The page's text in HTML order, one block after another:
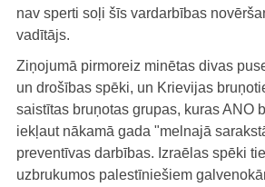
nav sperti soļi šīs vardarbības
vadītājs.
Ziņojumā pirmoreiz minētas divas
un drošības spēki, un Krievijas
saistītas bruņotas grupas, kuras ANO
iekļaut nākamā gada "melnajā
preventīvas darbības. Izraēlas spēki
uzbrukumos palestīniešiem